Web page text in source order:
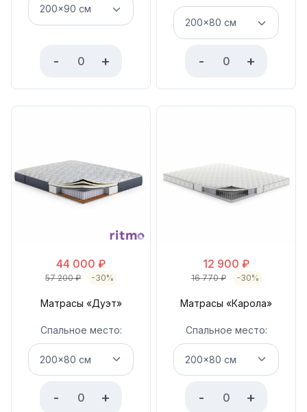
- + - +
44 000 ₽
57 200₽ -30%
Матрасы «Дуэт»
Спальное место:
- +
12 900 ₽
16 770₽ -30%
Матрасы «Карола»
Спальное место:
- +